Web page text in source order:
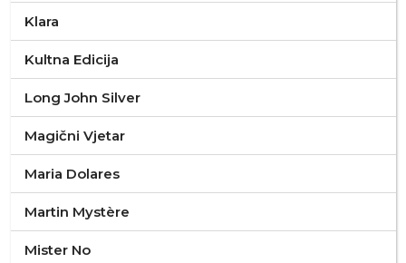
Klara
Kultna Edicija
Long John Silver
Magični Vjetar
Maria Dolares
Martin Mystère
Mister No